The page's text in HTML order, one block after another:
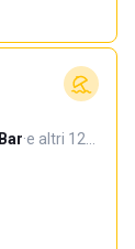
Bar·e altri 12…